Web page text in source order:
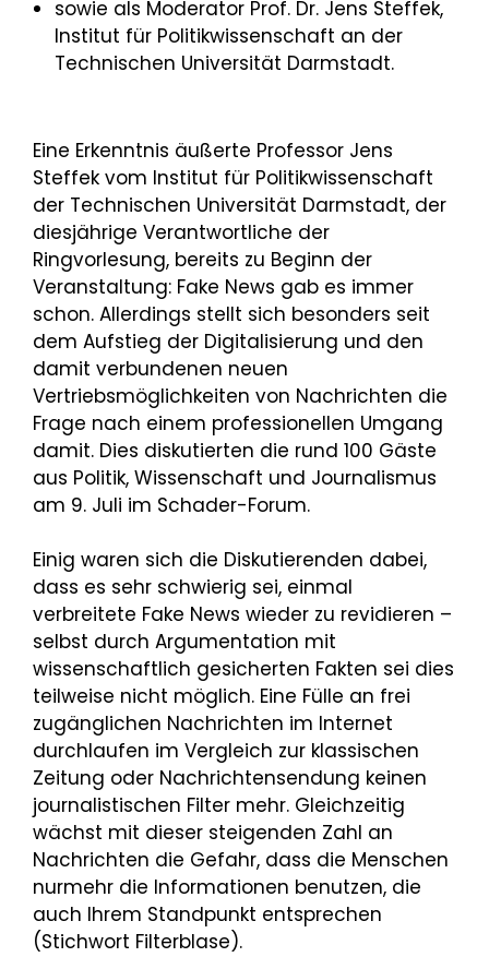
sowie als Moderator Prof. Dr. Jens Steffek,
Institut für Politikwissenschaft an der
Technischen Universität Darmstadt.
Eine Erkenntnis äußerte Professor Jens
Steffek vom Institut für Politikwissenschaft
der Technischen Universität Darmstadt, der
diesjährige Verantwortliche der
Ringvorlesung, bereits zu Beginn der
Veranstaltung: Fake News gab es immer
schon. Allerdings stellt sich besonders seit
dem Aufstieg der Digitalisierung und den
damit verbundenen neuen
Vertriebsmöglichkeiten von Nachrichten die
Frage nach einem professionellen Umgang
damit. Dies diskutierten die rund 100 Gäste
aus Politik, Wissenschaft und Journalismus
am 9. Juli im Schader-Forum.
Einig waren sich die Diskutierenden dabei,
dass es sehr schwierig sei, einmal
verbreitete Fake News wieder zu revidieren –
selbst durch Argumentation mit
wissenschaftlich gesicherten Fakten sei dies
teilweise nicht möglich. Eine Fülle an frei
zugänglichen Nachrichten im Internet
durchlaufen im Vergleich zur klassischen
Zeitung oder Nachrichtensendung keinen
journalistischen Filter mehr. Gleichzeitig
wächst mit dieser steigenden Zahl an
Nachrichten die Gefahr, dass die Menschen
nurmehr die Informationen benutzen, die
auch Ihrem Standpunkt entsprechen
(Stichwort Filterblase).